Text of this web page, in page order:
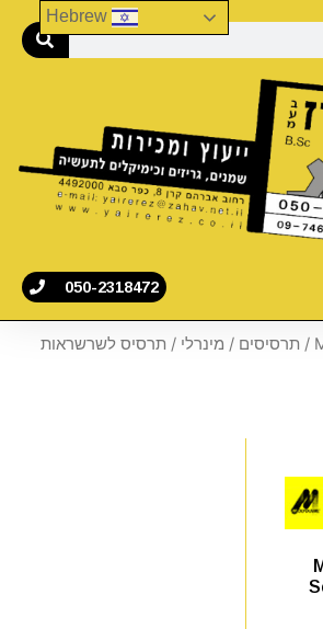
050-2318472
/ תרסיסים / מינרלי / תרסיס לשרשראות
Hebrew